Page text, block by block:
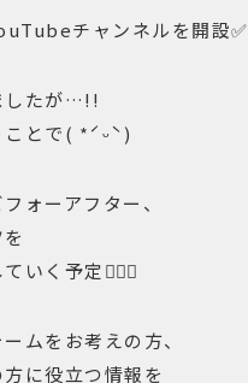
チャンネルを開設✅
したが…!!
ことで( *ˊᵕˋ)
ォーアフター、
いく予定💁🏻‍♀️
ムをお考えの方、
に役立つ情報を